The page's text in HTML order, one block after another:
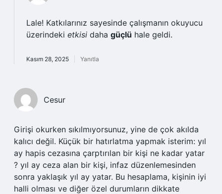
Lale! Katkılarınız sayesinde çalışmanın okuyucu
üzerindeki etkisi daha güçlü hale geldi.
Kasım 28, 2025 Yanıtla
Cesur
Girişi okurken sıkılmıyorsunuz, yine de çok akılda
kalıcı değil. Küçük bir hatırlatma yapmak isterim: yıl
ay hapis cezasına çarptırılan bir kişi ne kadar yatar
? yıl ay ceza alan bir kişi, infaz düzenlemesinden
sonra yaklaşık yıl ay yatar. Bu hesaplama, kişinin iyi
halli olması ve diğer özel durumların dikkate